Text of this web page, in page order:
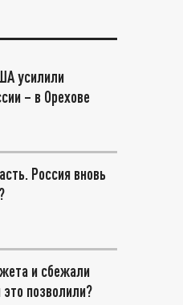
усилили
– в Орехове
Россия вновь
и сбежали
позволили?